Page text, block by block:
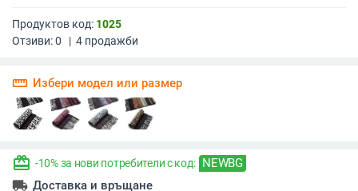
Продуктов код: 1025
Отзиви:0 | 4 продажби
straighten Избери модел или размер
redeem -10% за нови потребители с код: NEWBG
local_shipping Доставка и връщане